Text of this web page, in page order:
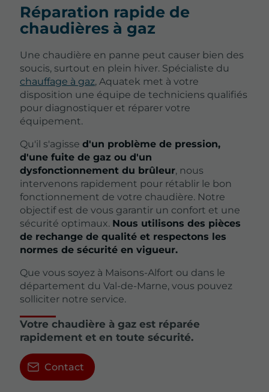
Réparation rapide de
chaudières à gaz
Une chaudière en panne peut causer bien des
soucis, surtout en plein hiver. Spécialiste du
chauffage à gaz, Aquatek met à votre
disposition une équipe de techniciens qualifiés
pour diagnostiquer et réparer votre
équipement.
Qu'il s'agisse d'un problème de pression,
d'une fuite de gaz ou d'un
dysfonctionnement du brûleur, nous
intervenons rapidement pour rétablir le bon
fonctionnement de votre chaudière. Notre
objectif est de vous garantir un confort et une
sécurité optimaux. Nous utilisons des pièces
de rechange de qualité et respectons les
normes de sécurité en vigueur.
Que vous soyez à Maisons-Alfort ou dans le
département du Val-de-Marne, vous pouvez
solliciter notre service.
Votre chaudière à gaz est réparée
rapidement et en toute sécurité.
Contact